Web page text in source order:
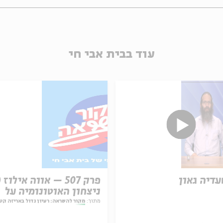
עוד בבית אבי חי
ניצחון האוטונומיה על
המחויבות
מתוך: מקור להשראה: רעיון גדול באריזה
גאון